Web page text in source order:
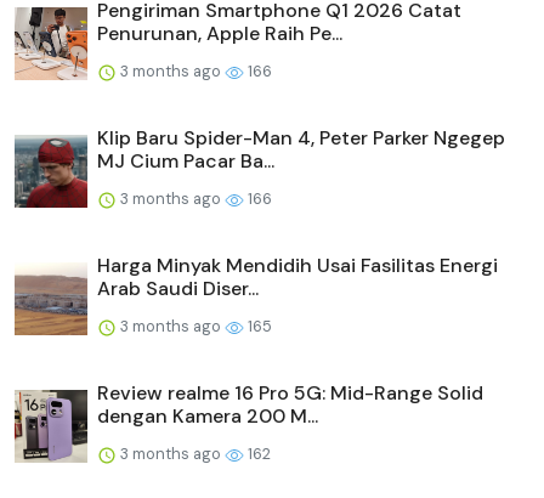
Pengiriman Smartphone Q1 2026 Catat
Penurunan, Apple Raih Pe...
3 months ago 166
Klip Baru Spider-Man 4, Peter Parker Ngegep
MJ Cium Pacar Ba...
3 months ago 166
Harga Minyak Mendidih Usai Fasilitas Energi
Arab Saudi Diser...
3 months ago 165
Review realme 16 Pro 5G: Mid-Range Solid
dengan Kamera 200 M...
3 months ago 162